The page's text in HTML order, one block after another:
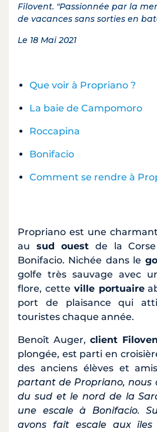
Filovent. "Passionnée par la
de vacances sans sorties en
Le 18 Mai 2021
Que voir à Propriano ?
La baie de Campomoro
Roccapina
Bonifacio
Comment se rendre à
Propriano est une
au sud ouest de la
Bonifacio. Nichée dans le
golfe très sauvage avec
flore, cette ville portuaire
port de plaisance qui
touristes chaque année.
Benoît Auger, client
plongée, est parti en
des anciens élèves et
partant de Propriano, nous
du sud et le nord de la
une escale à Bonifacio.
avons fait escale aux îles